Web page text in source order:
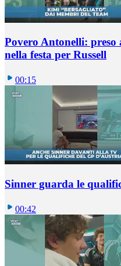
Povero Antonelli: preso
nella festa per Russell
00:15
Sinner guarda le
00:42